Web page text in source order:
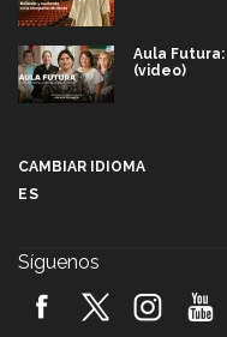
Aula
(video)
2026! (video)
CAMBIAR IDIOMA
ES
Síguenos